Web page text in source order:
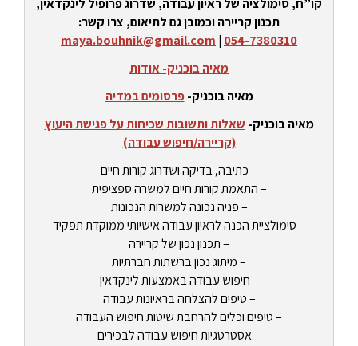
תכנון קריירה וכמובן גם לתיאום, צרו קשר:
054-7380310
|
maya.bouhnik@gmail.com
מאיה בוכניק- אודות
מאיה בוכניק-פרסומים במדיה
מאיה בוכניק- שאלות ותשובות שכיחות על פגישת היעוץ
(קריירה/חיפוש עבודה)
– כתיבה, בדיקה ושדרוג קורות חיים
– התאמת קורות חיים למשרה ספציפית
– פניה נכונה למשרות הנכונות
– סימולציית הכנה לראיון עבודה אישיותי ממוקדת תפקיד
– תכנון נכון של קריירה
– מיתוג נכון ברשתות חברתיות
– חיפוש עבודה באמצעות לינקדאין
– טיפים להצלחה בראיונות עבודה
– טיפים וכלים להרחבת שיטות חיפוש העבודה
– אסטרטגיות חיפוש עבודה לבכירים